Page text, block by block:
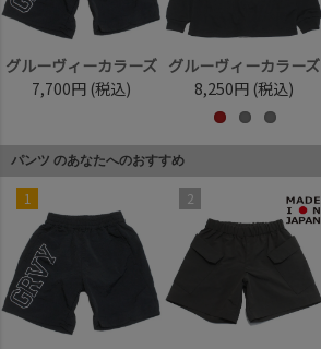
グルーヴィーカラーズ
7,700円 (税込)
グルーヴィーカラーズ
8,250円 (税込)
パンツ のあなたへのおすすめ
1 2